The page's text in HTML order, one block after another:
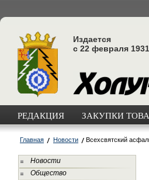
Издается
с 22 февраля
РЕДАКЦИЯ ЗАКУПКИ
Главная Новости Всехсвятский
Новости
Общество